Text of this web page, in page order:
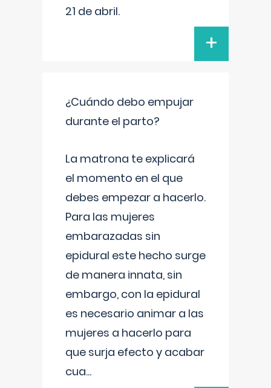
21 de abril.
+
¿Cuándo debo empujar
durante el parto?
La matrona te explicará
el momento en el que
debes empezar a hacerlo.
Para las mujeres
embarazadas sin
epidural este hecho surge
de manera innata, sin
embargo, con la epidural
es necesario animar a las
mujeres a hacerlo para
que surja efecto y acabar
cua...